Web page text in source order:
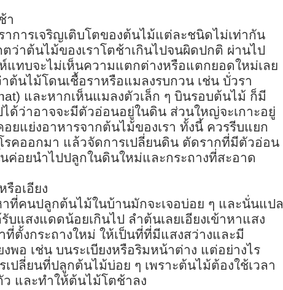
า
าการเจริญเติบโตของต้นไม้แต่ละชนิดไม่เท่ากัน
ตว่าต้นไม้ของเราโตช้าเกินไปจนผิดปกติ ผ่านไป
แทบจะไม่เห็นความแตกต่างหรือแตกยอดใหม่เลย
ต้นไม้โดนเชื้อราหรือแมลงรบกวน เช่น บั่วรา
และหากเห็นแมลงตัวเล็ก ๆ บินรอบต้นไม้ ก็มี
ได้ว่าอาจจะมีตัวอ่อนอยู่ในดิน ส่วนใหญ่จะเกาะอยู่
ยแย่งอาหารจากต้นไม้ของเรา ทั้งนี้ ควรรีบแยก
รคออกมา แล้วจัดการเปลี่ยนดิน ตัดรากที่มีตัวอ่อน
ค่อยนำไปปลูกในดินใหม่และกระถางที่สะอาด
อเอียง
ที่คนปลูกต้นไม้ในบ้านมักจะเจอบ่อย ๆ และนั่นแปล
บแสงแดดน้อยเกินไป ลำต้นเลยเอียงเข้าหาแสง
ที่ตั้งกระถางใหม่ ให้เป็นที่ที่มีแสงสว่างและมี
พอ เช่น บนระเบียงหรือริมหน้าต่าง แต่อย่างไร
ปลี่ยนที่ปลูกต้นไม้บ่อย ๆ เพราะต้นไม้ต้องใช้เวลา
ว และทำให้ต้นไม้โตช้าลง